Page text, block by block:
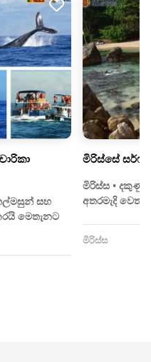
සහ
මෙතැනට
මිරිස්සේ සර්ෆ්
මිරිස්ස • දකුණු
අතරමැදි
මිරිස්ස